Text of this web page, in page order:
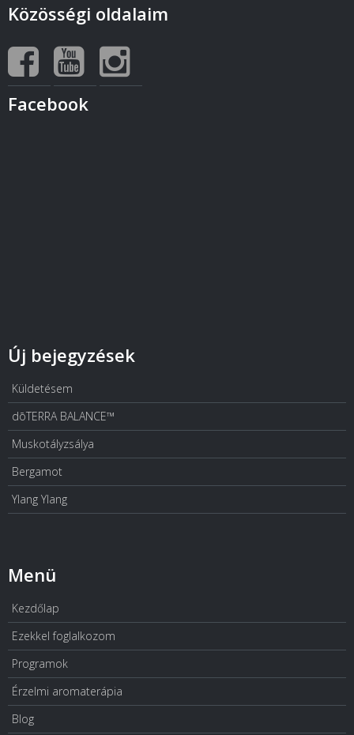
Közösségi oldalaim
Facebook
Új bejegyzések
Küldetésem
dōTERRA BALANCE™
Muskotályzsálya
Bergamot
Ylang Ylang
Menü
Kezdőlap
Ezekkel foglalkozom
Programok
Érzelmi aromaterápia
Blog